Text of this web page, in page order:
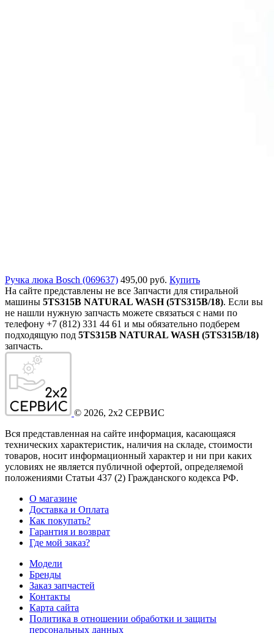
Ручка люка Bosch (069637) 495,00 руб. Купить
На сайте представлены не все Запчасти для стиральной
машины 5TS315B NATURAL WASH (5TS315B/18). Если вы
не нашли нужную запчасть можете связаться с нами по
телефону +7 (812) 331 44 61 и мы обязательно подберем
подходящую под 5TS315B NATURAL WASH (5TS315B/18)
запчасть.
© 2026, 2x2 СЕРВИС
Вся представленная на сайте информация, касающаяся
технических характеристик, наличия на складе, стоимости
товаров, носит информационный характер и ни при каких
условиях не является публичной офертой, определяемой
положениями Статьи 437 (2) Гражданского кодекса РФ.
О магазине
Доставка и Оплата
Как покупать?
Гарантия и возврат
Где мой заказ?
Модели
Бренды
Заказ запчастей
Контакты
Карта сайта
Политика в отношении обработки и защиты
персональных данных